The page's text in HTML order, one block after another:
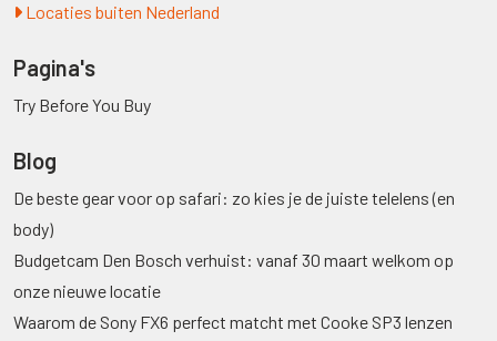
Locaties buiten Nederland
Pagina's
Try Before You Buy
Blog
De beste gear voor op safari: zo kies je de juiste telelens (en
body)
Budgetcam Den Bosch verhuist: vanaf 30 maart welkom op
onze nieuwe locatie
Waarom de Sony FX6 perfect matcht met Cooke SP3 lenzen